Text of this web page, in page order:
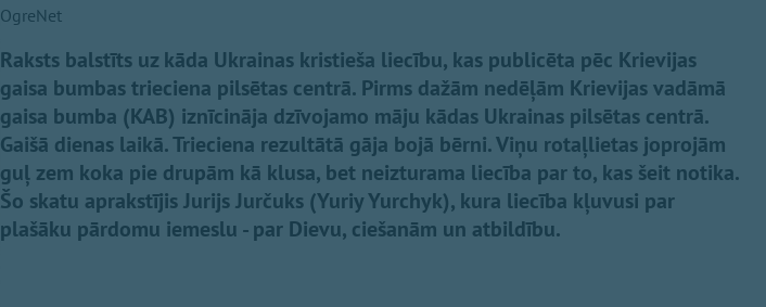
OgreNet
Raksts balstīts uz kāda Ukrainas kristieša liecību, kas publicēta pēc Krievijas
gaisa bumbas trieciena pilsētas centrā. Pirms dažām nedēļām Krievijas vadāmā
gaisa bumba (KAB) iznīcināja dzīvojamo māju kādas Ukrainas pilsētas centrā.
Gaišā dienas laikā. Trieciena rezultātā gāja bojā bērni. Viņu rotaļlietas joprojām
guļ zem koka pie drupām kā klusa, bet neizturama liecība par to, kas šeit notika.
Šo skatu aprakstījis Jurijs Jurčuks (Yuriy Yurchyk), kura liecība kļuvusi par
plašāku pārdomu iemeslu - par Dievu, ciešanām un atbildību.